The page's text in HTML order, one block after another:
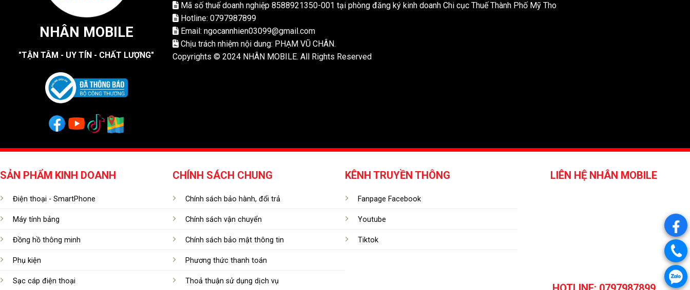
NHÂN MOBILE
"TẬN TÂM - UY TÍN - CHẤT LƯỢNG"
Mã số thuế doanh nghiệp 8588921350-001 tại phòng đăng ký kinh doanh Chi cục Thuế Thành Phố Mỹ Tho
Hotline: 0797987899
Email: ngocannhien03099@gmail.com
Chịu trách nhiệm nội dung: PHẠM VŨ CHÂN.
Copyrights © 2024 NHÂN MOBILE. All Rights Reserved
SẢN PHẨM KINH DOANH
Điện thoại - SmartPhone
Máy tính bảng
Đồng hồ thông minh
Phụ kiện
Sạc cáp điện thoại
CHÍNH SÁCH CHUNG
Chính sách bảo hành, đổi trả
Chính sách vận chuyển
Chính sách bảo mật thông tin
Phương thức thanh toán
Thoả thuận sử dụng dịch vụ
KÊNH TRUYỀN THÔNG
Fanpage Facebook
Youtube
Tiktok
LIÊN HỆ NHÂN MOBILE
.
.
.